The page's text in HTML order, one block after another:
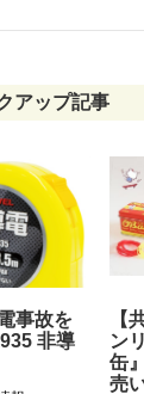
アップ記事
事故を
非導
【
ン
缶
売